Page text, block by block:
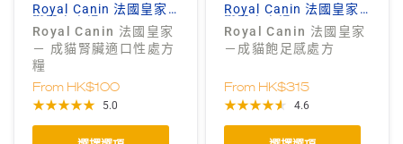
Royal Canin 法國皇家
獸醫處方糧
Royal Canin 法國皇家
－ 成貓腎臟適口性處方
糧
From HK$100
5.0
Royal Canin 法國皇家
獸醫處方糧
Royal Canin 法國皇家
－成貓飽足感處方
From HK$315
4.6